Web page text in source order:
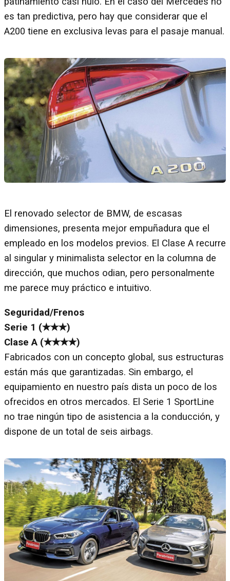
es tan predictiva, pero hay que considerar que el
A200 tiene en exclusiva levas para el pasaje manual.
El renovado selector de BMW, de escasas
dimensiones, presenta mejor empuñadura que el
empleado en los modelos previos. El Clase A recurre
al singular y minimalista selector en la columna de
dirección, que muchos odian, pero personalmente
me parece muy práctico e intuitivo.
Seguridad/Frenos
Serie 1 (✭✭✭)
Clase A (✭✭✭✭)
Fabricados con un concepto global, sus estructuras
están más que garantizadas. Sin embargo, el
equipamiento en nuestro país dista un poco de los
ofrecidos en otros mercados. El Serie 1 SportLine
no trae ningún tipo de asistencia a la conducción, y
dispone de un total de seis airbags.